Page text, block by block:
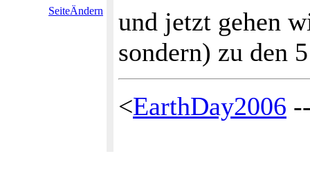
SeiteÄndern
und jetzt gehen
sondern) zu den
<EarthDay2006